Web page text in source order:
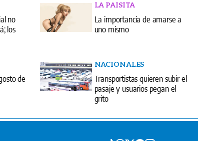
no
los
LA PAISITA
La importancia de amarse a
uno mismo
de
NACIONALES
Transportistas quieren subir el
pasaje y usuarios pegan el
grito